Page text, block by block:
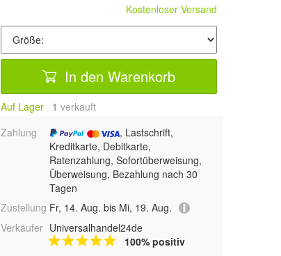
Kostenloser Versand
In den Warenkorb
Auf Lager 1 verkauft
Zahlung
, Lastschrift,
Kreditkarte, Debitkarte,
Ratenzahlung, Sofortüberweisung,
Überweisung, Bezahlung nach 30
Tagen
Zustellung Fr, 14. Aug. bis Mi, 19. Aug.
Verkäufer Universalhandel24de
100% positiv